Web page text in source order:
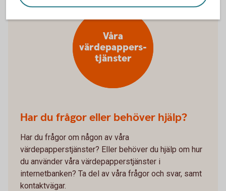
Våra
värdepappers-
tjänster
Har du frågor eller behöver hjälp?
Har du frågor om någon av våra
värdepapperstjänster? Eller behöver du hjälp om hur
du använder våra värdepapperstjänster i
internetbanken? Ta del av våra frågor och svar, samt
kontaktvägar.